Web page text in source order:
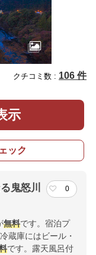
クチコミ数 : 106 件
示
ック
鬼怒川
0
無料です。宿泊プ
蔵庫にはビール・
です。露天風呂付